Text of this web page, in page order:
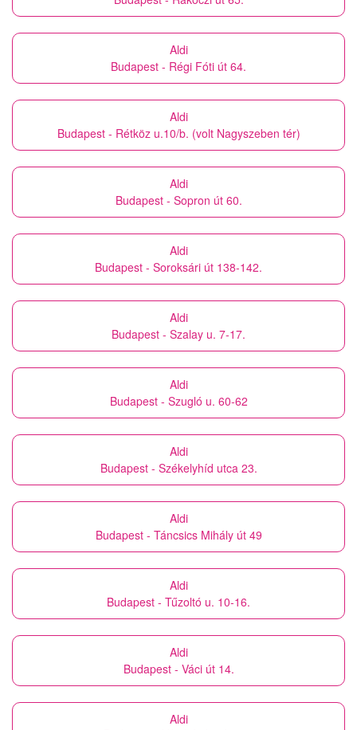
Aldi
Budapest - Régi Fóti út 64.
Aldi
Budapest - Rétköz u.10/b. (volt Nagyszeben tér)
Aldi
Budapest - Sopron út 60.
Aldi
Budapest - Soroksári út 138-142.
Aldi
Budapest - Szalay u. 7-17.
Aldi
Budapest - Szugló u. 60-62
Aldi
Budapest - Székelyhíd utca 23.
Aldi
Budapest - Táncsics Mihály út 49
Aldi
Budapest - Tűzoltó u. 10-16.
Aldi
Budapest - Váci út 14.
Aldi